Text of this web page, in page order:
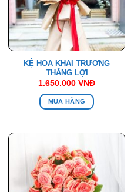
KỆ HOA KHAI TRƯƠNG
THẮNG LỢI
1.650.000 VNĐ
MUA HÀNG